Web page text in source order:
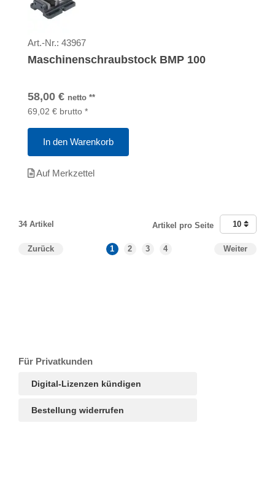
Für Privatkunden
Digital-Lizenzen kündigen
Bestellung widerrufen
Art.-Nr.: 43967
Maschinenschraubstock BMP 100
58,00 € netto **
69,02 € brutto *
In den Warenkorb
Auf Merkzettel
34 Artikel
Zurück 1 2 3 4 Weiter
Artikel pro Seite 10